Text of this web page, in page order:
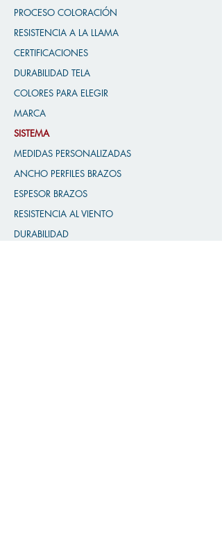
PROCESO COLORACIÓN
RESISTENCIA A LA LLAMA
CERTIFICACIONES
DURABILIDAD TELA
COLORES PARA ELEGIR
MARCA
SISTEMA
MEDIDAS PERSONALIZADAS
ANCHO PERFILES BRAZOS
ESPESOR BRAZOS
RESISTENCIA AL VIENTO
DURABILIDAD